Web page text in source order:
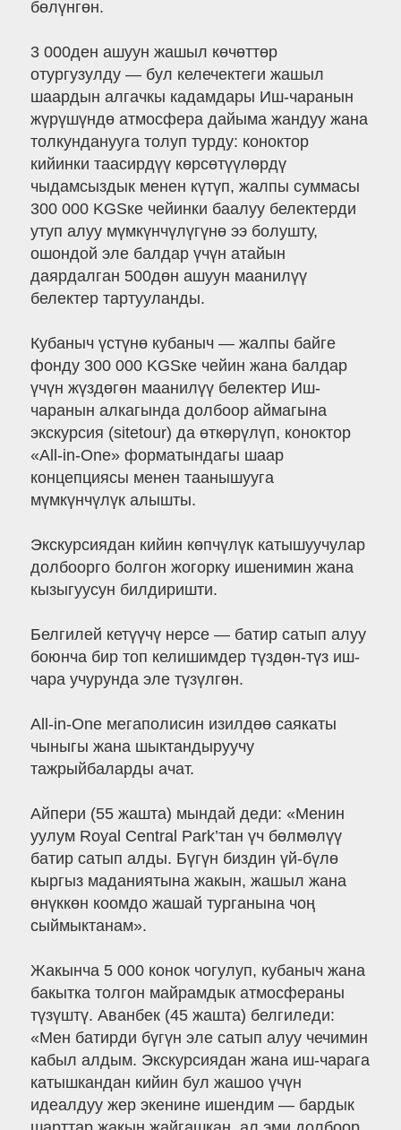
бөлүнгөн.
3 000ден ашуун жашыл көчөттөр
отургузулду — бул келечектеги жашыл
шаардын алгачкы кадамдары Иш-чаранын
жүрүшүндө атмосфера дайыма жандуу жана
толкунданууга толуп турду: коноктор
кийинки таасирдүү көрсөтүүлөрдү
чыдамсыздык менен күтүп, жалпы суммасы
300 000 KGSке чейинки баалуу белектерди
утуп алуу мүмкүнчүлүгүнө ээ болушту,
ошондой эле балдар үчүн атайын
даярдалган 500дөн ашуун маанилүү
белектер тартууланды.
Кубаныч үстүнө кубаныч — жалпы байге
фонду 300 000 KGSке чейин жана балдар
үчүн жүздөгөн маанилүү белектер Иш-
чаранын алкагында долбоор аймагына
экскурсия (sitetour) да өткөрүлүп, коноктор
«All-in-One» форматындагы шаар
концепциясы менен таанышууга
мүмкүнчүлүк алышты.
Экскурсиядан кийин көпчүлүк катышуучулар
долбоорго болгон жогорку ишенимин жана
кызыгуусун билдиришти.
Белгилей кетүүчү нерсе — батир сатып алуу
боюнча бир топ келишимдер түздөн-түз иш-
чара учурунда эле түзүлгөн.
All-in-One мегаполисин изилдөө саякаты
чыныгы жана шыктандыруучу
тажрыйбаларды ачат.
Айпери (55 жашта) мындай деди: «Менин
уулум Royal Central Park’тан үч бөлмөлүү
батир сатып алды. Бүгүн биздин үй-бүлө
кыргыз маданиятына жакын, жашыл жана
өнүккөн коомдо жашай турганына чоң
сыймыктанам».
Жакынча 5 000 конок чогулуп, кубаныч жана
бакытка толгон майрамдык атмосфераны
түзүштү. Аванбек (45 жашта) белгиледи:
«Мен батирди бүгүн эле сатып алуу чечимин
кабыл алдым. Экскурсиядан жана иш-чарага
катышкандан кийин бул жашоо үчүн
идеалдуу жер экенине ишендим — бардык